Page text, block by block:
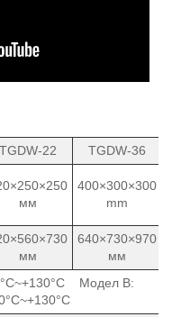
TGDW-22
TGDW-36
мм
400×300×300
mm
мм
640×730×970
мм
Модел B: